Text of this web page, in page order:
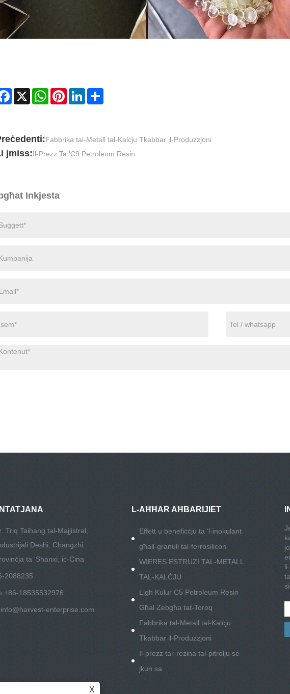
Facebook
X WhatsAppPinterestLinkedInShare
Fabbrika tal-Metall tal-Kalċju Tkabbar il-Produzzjoni
jmiss:Il-Prezz Ta 'C9 Petroleum Resin
Inkjesta
Triq Taihang tal-Majjistral,
Deshi, Changzhi
ta 'Shanxi, iċ-Ċina
2088235
+86-18535532976
info@harvest-enterprise.com
L-AĦĦAR AĦBARIJIET
Effett u benefiċċju ta 'l-inokulant
għall-granuli tal-ferrosilicon
WIERES ESTRUŻI TAL-METALL
TAL-KALĊJU
Ligh Kulur C5 Petroleum Resin
Għal Żebgħa tat-Toroq
Fabbrika tal-Metall tal-Kalċju
Tkabbar il-Produzzjoni
Il-prezz tar-reżina tal-pitrolju se
jkun sa
li
X